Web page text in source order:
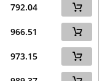
792.04
966.51
973.15